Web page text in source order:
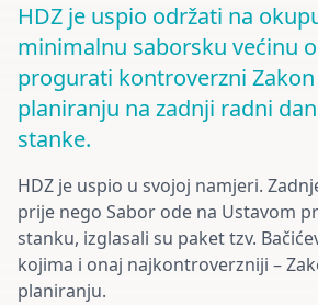
HDZ je uspio održati na
minimalnu saborsku većinu
progurati kontroverzni
planiranju na zadnji radni
stanke.
HDZ je uspio u svojoj namjeri.
prije nego Sabor ode na Ustavom
stanku, izglasali su paket tzv.
kojima i onaj najkontroverzniji –
planiranju.